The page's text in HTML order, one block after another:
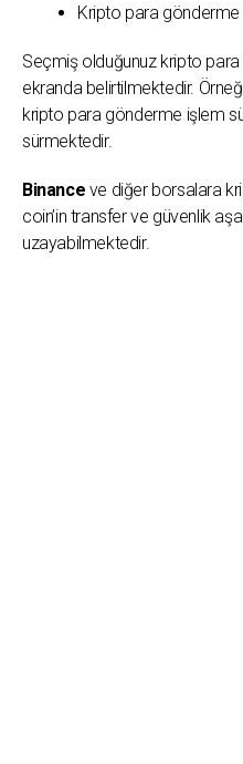
Kripto para gönderme
Seçmiş olduğunuz kripto para
ekranda belirtilmektedir.
kripto para gönderme işlem
sürmektedir.
Binance ve diğer borsalara
coin’in transfer ve güvenlik
uzayabilmektedir.